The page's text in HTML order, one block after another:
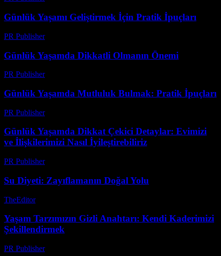
Günlük Yaşamı Geliştirmek İçin Pratik İpuçları
PR Publisher-
Günlük Yaşamda Dikkatli Olmanın Önemi
PR Publisher-
Günlük Yaşamda Mutluluk Bulmak: Pratik İpuçları
PR Publisher-
Günlük Yaşamda Dikkat Çekici Detaylar: Evimizi
ve İlişkilerimizi Nasıl İyileştirebiliriz
PR Publisher-
Su Diyeti: Zayıflamanın Doğal Yolu
TheEditor-
Yaşam Tarzımızın Gizli Anahtarı: Kendi Kaderimizi
Şekillendirmek
PR Publisher-